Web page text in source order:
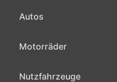
Autos
Motorräder
Nutzfahrzeuge